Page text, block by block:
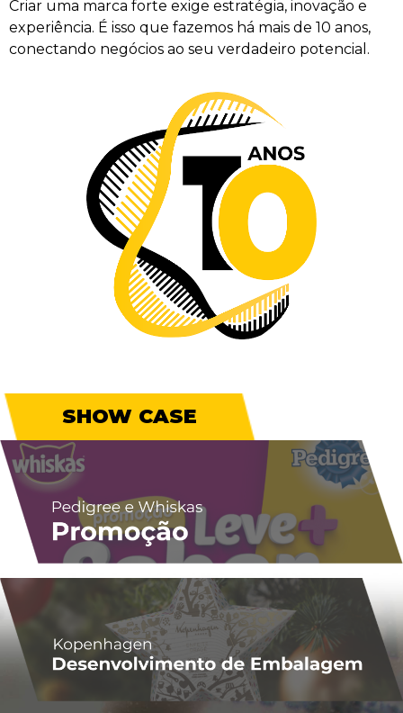
Criar uma marca forte exige estratégia, inovação e
experiência. É isso que fazemos há mais de 10 anos,
conectando negócios ao seu verdadeiro potencial.
SHOW CASE